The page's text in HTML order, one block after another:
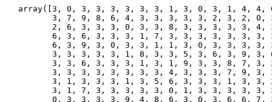
array([3, 0, 3, 3, 3, 3, 3, 3, 1, 3, 0, 3, 1, 4, 4,
3, 7, 9, 8, 6, 4, 3, 3, 3, 3, 3, 2, 3, 2, 0,
2, 6, 3, 3, 3, 0, 3, 3, 8, 3, 3, 3, 3, 3, 4,
6, 3, 6, 3, 3, 3, 1, 7, 3, 3, 3, 3, 3, 3, 3,
6, 3, 9, 3, 0, 3, 3, 1, 1, 3, 0, 3, 3, 3, 3,
3, 3, 3, 3, 3, 1, 8, 3, 3, 5, 3, 6, 3, 9, 3,
3, 3, 6, 3, 3, 3, 1, 3, 1, 9, 3, 3, 8, 7, 3,
3, 3, 3, 3, 3, 3, 3, 3, 4, 3, 3, 3, 7, 9, 3,
3, 1, 3, 3, 3, 1, 3, 5, 6, 3, 3, 3, 1, 3, 3,
3, 1, 7, 3, 3, 3, 3, 3, 0, 1, 3, 3, 3, 3, 3,
0, 3, 3, 3, 3, 9, 4, 8, 6, 3, 0, 3, 6, 6, 7,